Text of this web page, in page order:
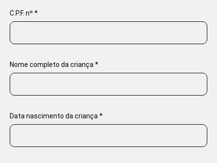
C.P.F. nº *
Nome completo da criança *
Data nascimento da criança *